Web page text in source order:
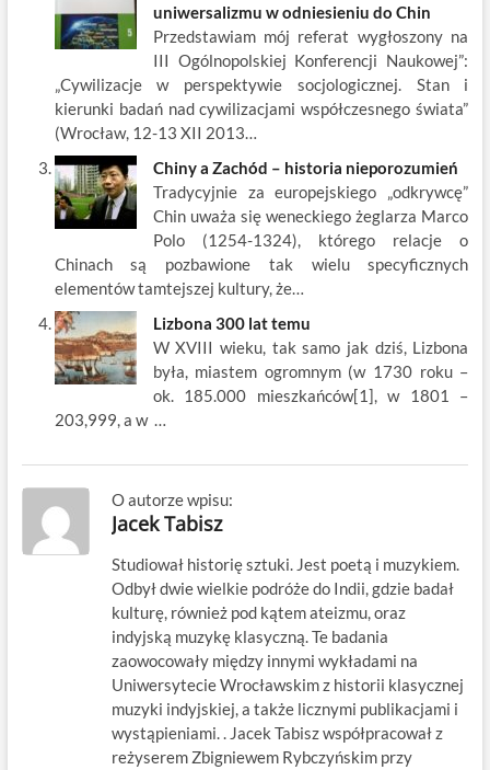
uniwersalizmu w odniesieniu do Chin
Przedstawiam mój referat wygłoszony na
III Ogólnopolskiej Konferencji Naukowej”:
„Cywilizacje w perspektywie socjologicznej. Stan i
kierunki badań nad cywilizacjami współczesnego świata”
(Wrocław, 12-13 XII 2013…
Chiny a Zachód – historia nieporozumień
Tradycyjnie za europejskiego „odkrywcę”
Chin uważa się weneckiego żeglarza Marco
Polo (1254-1324), którego relacje o
Chinach są pozbawione tak wielu specyficznych
elementów tamtejszej kultury, że…
Lizbona 300 lat temu
W XVIII wieku, tak samo jak dziś, Lizbona
była, miastem ogromnym (w 1730 roku –
ok. 185.000 mieszkańców[1], w 1801 –
203,999, a w …
O autorze wpisu:
Jacek Tabisz
Studiował historię sztuki. Jest poetą i muzykiem.
Odbył dwie wielkie podróże do Indii, gdzie badał
kulturę, również pod kątem ateizmu, oraz
indyjską muzykę klasyczną. Te badania
zaowocowały między innymi wykładami na
Uniwersytecie Wrocławskim z historii klasycznej
muzyki indyjskiej, a także licznymi publikacjami i
wystąpieniami. . Jacek Tabisz współpracował z
reżyserem Zbigniewem Rybczyńskim przy